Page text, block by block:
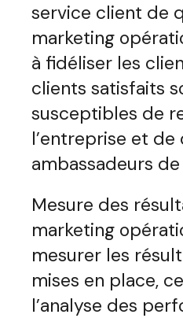
service client de
marketing
à fidéliser les
clients satisfaits
susceptibles de
l’entreprise et de
ambassadeurs
Mesure des
marketing
mesurer les
mises en place,
l’analyse des